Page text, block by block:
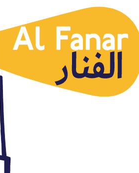
árabes
Autor: AlFanar